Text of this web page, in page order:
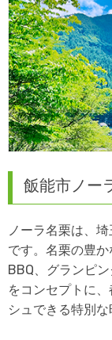
飯能市ノー
ノーラ名栗は、
です。名栗の豊
BBQ、グランピ
をコンセプトに
シュできる特別な